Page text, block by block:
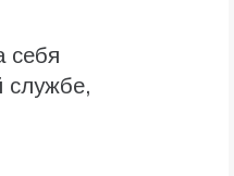
себя
службе,